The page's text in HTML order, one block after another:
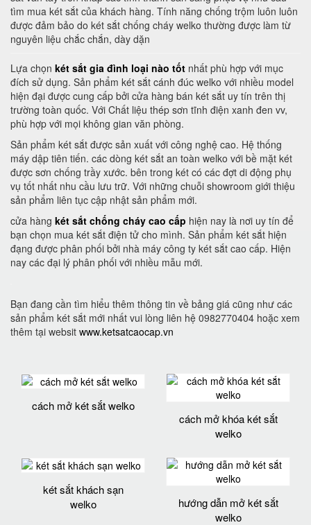
tìm mua két sắt của khách hàng. Tính năng chống trộm luôn luôn
được đảm bảo do két sắt chống cháy welko thường được làm từ
nguyên liệu chắc chắn, dày dặn
Lựa chọn két sắt gia đình loại nào tốt nhất phù hợp với mục
đích sử dụng. Sản phẩm két sắt cánh đúc welko với nhiều model
hiện đại được cung cấp bởi cửa hàng bán két sắt uy tín trên thị
trường toàn quốc. Với Chất liệu thép sơn tĩnh điện xanh đen vv,
phù hợp với mọi không gian văn phòng.
Sản phẩm két sắt được sản xuất với công nghệ cao. Hệ thống
máy dập tiên tiến. các dòng két sắt an toàn welko với bề mặt két
được sơn chống trầy xước. bên trong két có các đợt di động phụ
vụ tốt nhất nhu cầu lưu trữ. Với những chuỗi showroom giới thiệu
sản phẩm liên tục cập nhật sản phẩm mới.
cửa hàng két sắt chống cháy cao cấp hiện nay là nơi uy tín để
bạn chọn mua két sắt điện tử cho mình. Sản phẩm két sắt hiện
đạng được phân phối bởi nhà máy công ty két sắt cao cấp. Hiện
nay các đại lý phân phối với nhiều mẫu mới.
Bạn đang cần tìm hiểu thêm thông tin về bảng giá cũng như các
sản phẩm két sắt mới nhất vui lòng liên hệ 0982770404 hoặc xem
thêm tại websit www.ketsatcaocap.vn
cách mở két sắt welko
cách mở khóa két sắt
welko
két sắt khách sạn
welko
hướng dẫn mở két sắt
welko